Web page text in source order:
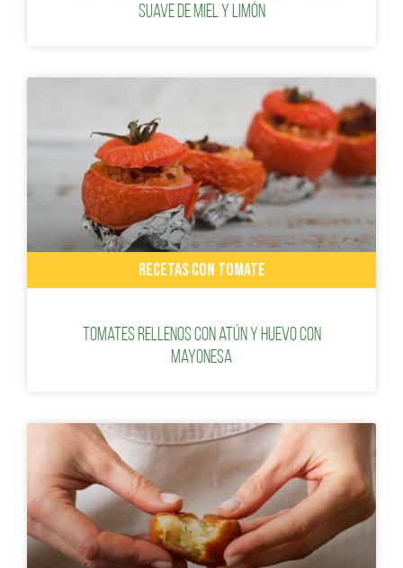
suave de miel y limón
RECETAS CON TOMATE
Tomates rellenos con atún y huevo con
mayonesa